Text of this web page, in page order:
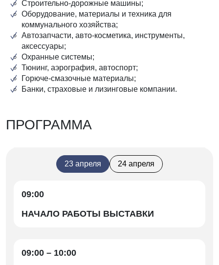
Строительно-дорожные машины;
Оборудование, материалы и техника для
коммунального хозяйства;
Автозапчасти, авто-косметика, инструменты,
аксессуары;
Охранные системы;
Тюнинг, аэрография, автоспорт;
Горюче-смазочные материалы;
Банки, страховые и лизинговые компании.
ПРОГРАММА
23 апреля 24 апреля
09:00
НАЧАЛО РАБОТЫ ВЫСТАВКИ
09:00 – 10:00